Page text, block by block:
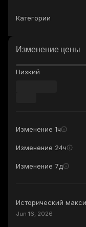
Категории
Изменение цены
Низкий
Изменение 1ч
Изменение 24ч
Изменение 7д
Исторический
Jun 16, 2026